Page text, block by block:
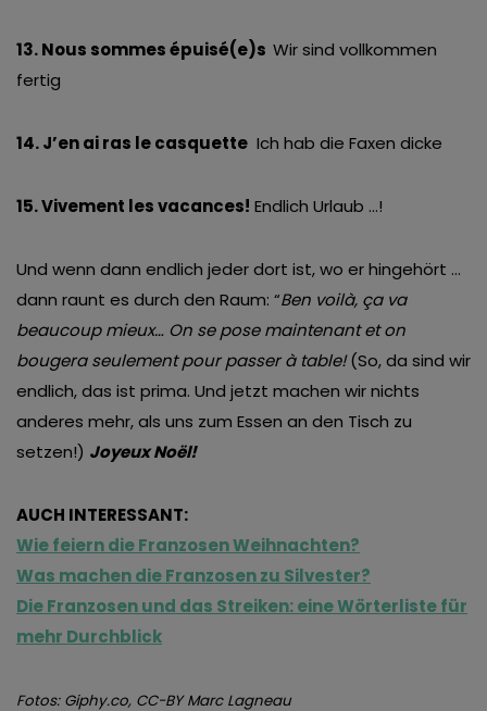
13. Nous sommes épuisé(e)s Wir sind vollkommen
fertig
14. J’en ai ras le casquette Ich hab die Faxen dicke
15. Vivement les vacances! Endlich Urlaub …!
Und wenn dann endlich jeder dort ist, wo er hingehört …
dann raunt es durch den Raum: “Ben voilà, ça va
beaucoup mieux… On se pose maintenant et on
bougera seulement pour passer à table!(So, da sind wir
endlich, das ist prima. Und jetzt machen wir nichts
anderes mehr, als uns zum Essen an den Tisch zu
setzen!) Joyeux Noël!
AUCH INTERESSANT:
Wie feiern die Franzosen Weihnachten?
Was machen die Franzosen zu Silvester?
Die Franzosen und das Streiken: eine Wörterliste für
mehr Durchblick
Fotos: Giphy.co, CC-BY Marc Lagneau